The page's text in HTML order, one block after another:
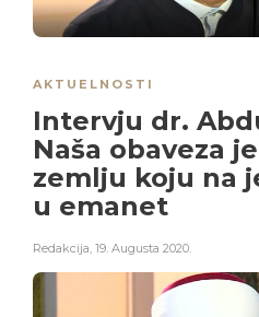
AKTUELNOSTI
Intervju dr.
Naša obaveza
zemlju koju na
u emanet
Redakcija 19. Augusta 2020.